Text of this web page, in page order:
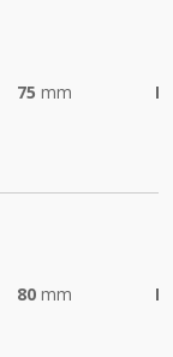
75 mm
80 mm